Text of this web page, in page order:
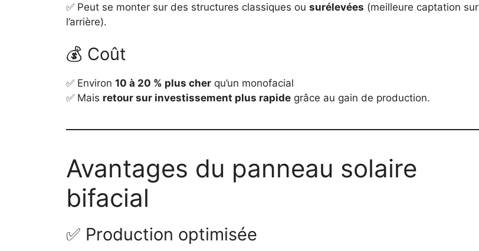
✅ Peut se monter sur des structures classiques ou surélevées (meilleure captation sur
l’arrière).
💰 Coût
✅ Environ 10 à 20 % plus cher qu’un monofacial
✅ Mais retour sur investissement plus rapide grâce au gain de production.
Avantages du panneau solaire
bifacial
✅ Production optimisée